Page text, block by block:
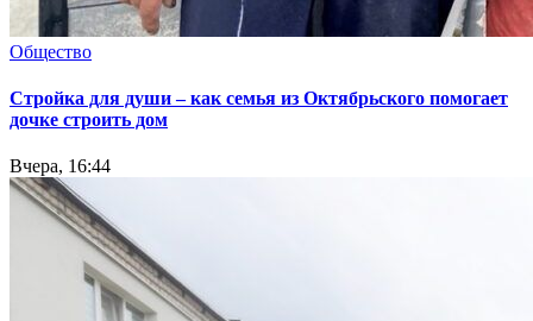
Общество
Стройка для души – как семья из Октябрьского помогает
дочке строить дом
Вчера, 16:44